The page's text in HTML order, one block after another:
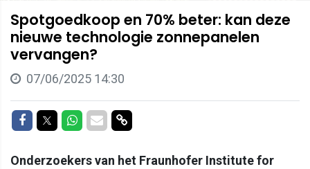
Spotgoedkoop en 70% beter: kan deze
nieuwe technologie zonnepanelen
vervangen?
07/06/2025 14:30
Delen op Facebook
Delen op Twitter
Delen op Whatsapp
Delen via Mail
Delen via link
Onderzoekers van het Fraunhofer Institute for